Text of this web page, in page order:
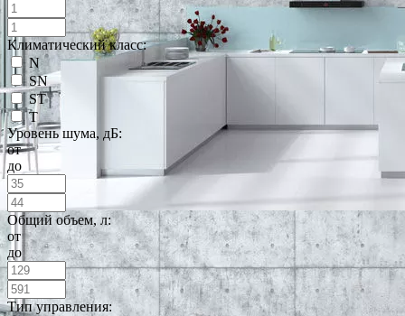
Климатический класс:
N
SN
ST
T
Уровень шума, дБ:
от
до
Общий объем, л:
от
до
Тип управления: